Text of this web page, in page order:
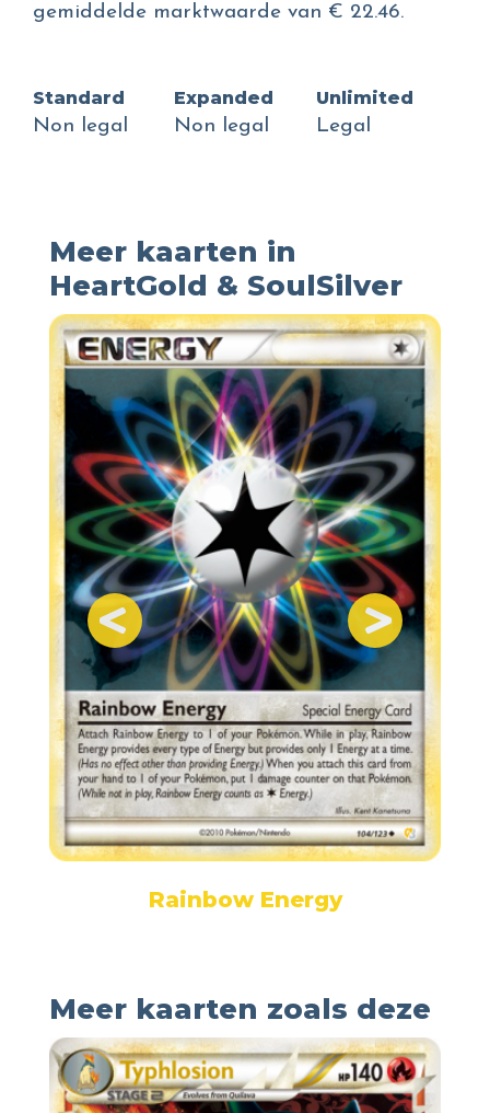
gemiddelde marktwaarde van € 22.46.
Standard
Non legal
Expanded
Non legal
Unlimited
Legal
Meer kaarten in
HeartGold & SoulSilver
Rainbow Energy
Meer kaarten zoals deze